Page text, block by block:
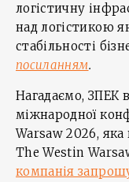
логістичну
над логістикою
стабільності
посиланням.
Нагадаємо, ЗПЕК
міжнародної
Warsaw 2026, яка
The Westin
компанія